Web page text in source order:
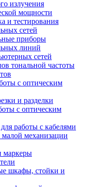
излучения
мощности
и тестирования
сетей
приборы
линий
сетей
тональной частоты
с оптическим
и разделки
с оптическим
работы с кабелями
механизации
маркеры